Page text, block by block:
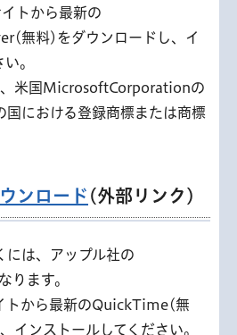
トから最新の
無料)をダウンロードし、イ
。
米国MicrosoftCorporationの
国における登録商標または商標
ンロード (外部リンク)
には、アップル社の
ります。
トから最新のQuickTime(無
インストールしてください。